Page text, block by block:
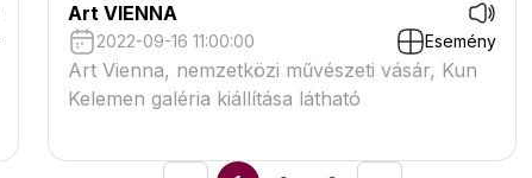
Art VIENNA
2022-09-16 11:00:00 Esemény
Art Vienna, nemzetközi művészeti vásár, Kun
Kelemen galéria kiállítása látható